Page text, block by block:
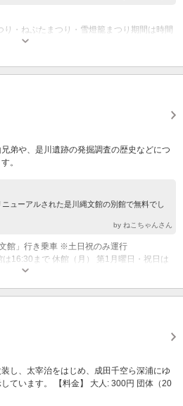
・ねぷたまつり・雪燈籠まつり期間は時間
弟や、是川遺跡の発掘調査の歴史などにつ
。
ューアルされた是川縄文館の別館で無料でし
by ねこちゃんさん
館」行き乗車 ※土日祝のみ運行
16:30まで 休館（月） 第1月曜日・祝日は
は開館）・年末年始（12月27日?1月4
し、太宰治をはじめ、成田千空ら深浦にゆ
ています。 【料金】 大人: 300円 団体（20